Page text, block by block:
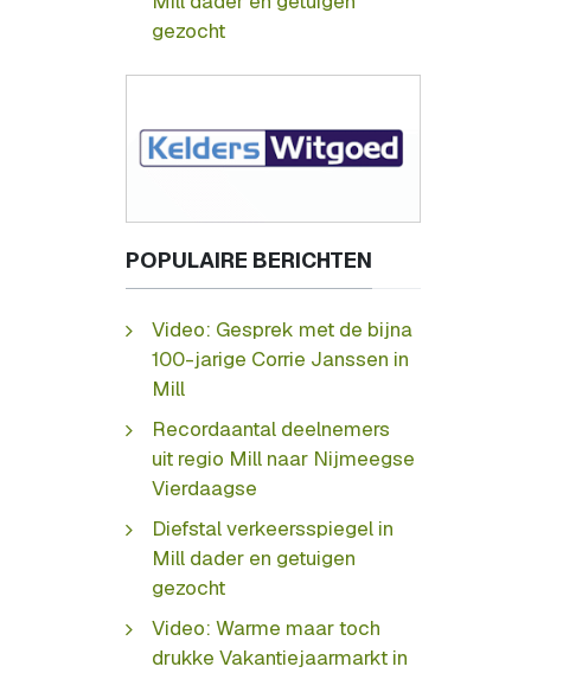
gezocht
POPULAIRE BERICHTEN
Video: Gesprek met de bijna
100-jarige Corrie Janssen in
Mill
Recordaantal deelnemers
uit regio Mill naar Nijmeegse
Vierdaagse
Diefstal verkeersspiegel in
Mill dader en getuigen
gezocht
Video: Warme maar toch
drukke Vakantiejaarmarkt in